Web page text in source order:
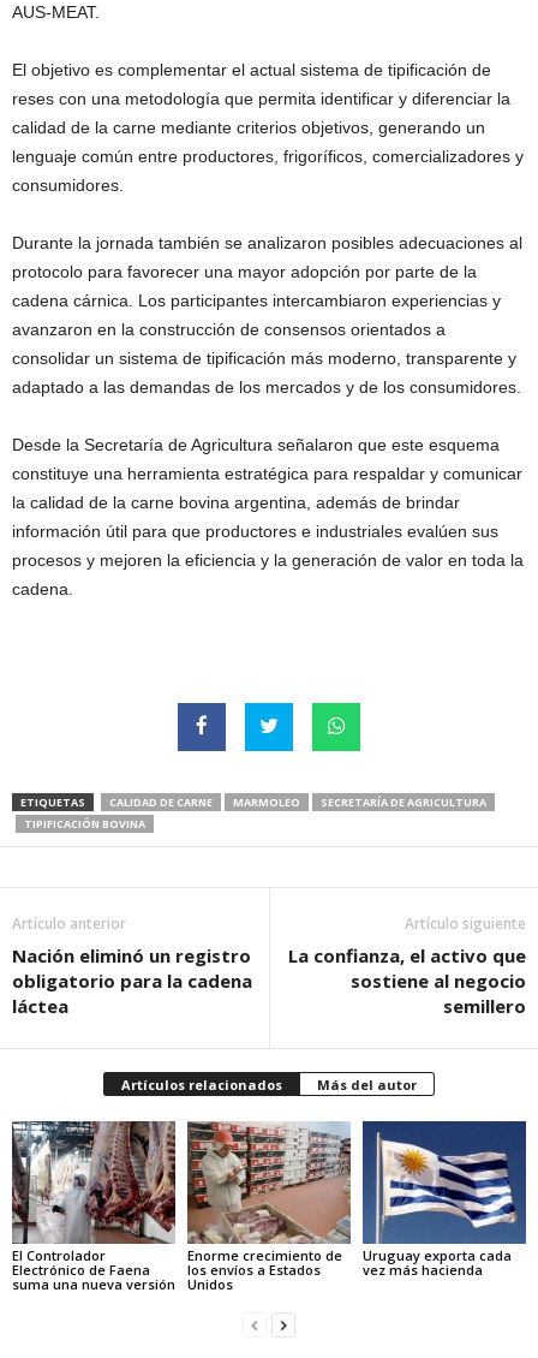
AUS-MEAT.
El objetivo es complementar el actual sistema de tipificación de
reses con una metodología que permita identificar y diferenciar la
calidad de la carne mediante criterios objetivos, generando un
lenguaje común entre productores, frigoríficos, comercializadores y
consumidores.
Durante la jornada también se analizaron posibles adecuaciones al
protocolo para favorecer una mayor adopción por parte de la
cadena cárnica. Los participantes intercambiaron experiencias y
avanzaron en la construcción de consensos orientados a
consolidar un sistema de tipificación más moderno, transparente y
adaptado a las demandas de los mercados y de los consumidores.
Desde la Secretaría de Agricultura señalaron que este esquema
constituye una herramienta estratégica para respaldar y comunicar
la calidad de la carne bovina argentina, además de brindar
información útil para que productores e industriales evalúen sus
procesos y mejoren la eficiencia y la generación de valor en toda la
cadena.
ETIQUETAS CALIDAD DE CARNE MARMOLEO
SECRETARÍA DE AGRICULTURA
TIPIFICACIÓN BOVINA
Artículo anterior
Nación eliminó un registro
obligatorio para la cadena
láctea
Artículo siguiente
La confianza, el activo que
sostiene al negocio
semillero
Artículos relacionados Más del autor
El Controlador
Electrónico de Faena
suma una nueva versión
Enorme crecimiento de
los envíos a Estados
Unidos
Uruguay exporta cada
vez más hacienda